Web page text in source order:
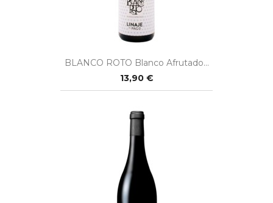
BLANCO ROTO Blanco Afrutado...
13,90 €